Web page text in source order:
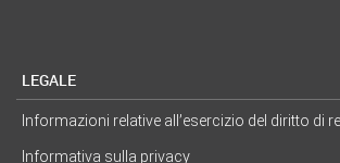
LEGALE
Informazioni relative all’esercizio del diritto di
Informativa sulla privacy